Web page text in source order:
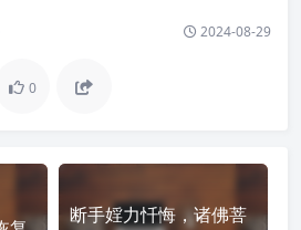
2024-08-29
0
断手婬力忏悔，诸佛菩